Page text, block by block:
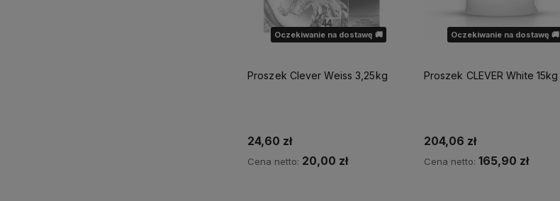
Oczekiwanie na dostawę 🚚
Proszek Clever Weiss 3,25kg
24,60 zł
Cena netto: 20,00 zł
Oczekiwanie na dostawę 🚚
Proszek CLEVER White 15kg
204,06 zł
Cena netto: 165,90 zł